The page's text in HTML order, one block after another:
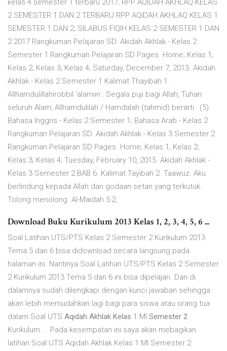
kelas 4 semester 1 terbaru 2017; RPP AQIDAH AKHLAQ KELAS
2 SEMESTER 1 DAN 2 TERBARU RPP AQIDAH AKHLAQ KELAS 1
SEMESTER 1 DAN 2; SILABUS FIQIH KELAS 2 SEMESTER 1 DAN
2 2017 Rangkuman Pelajaran SD: Akidah Akhlak - Kelas 2
Semester 1 Rangkuman Pelajaran SD Pages. Home; Kelas 1;
Kelas 2; Kelas 3; Kelas 4; Saturday, December 7, 2013. Akidah
Akhlak - Kelas 2 Semester 1 Kalimat Thayibah 1.
Allhamdulillahirobbil 'alamiin : Segala puji bagi Allah, Tuhan
seluruh Alam; Allhamdulilah / Hamdalah (tahmid) berarti : (5)
Bahasa Inggris - Kelas 2 Semester 1; Bahasa Arab - Kelas 2
Rangkuman Pelajaran SD: Akidah Akhlak - Kelas 3 Semester 2
Rangkuman Pelajaran SD Pages. Home; Kelas 1; Kelas 2;
Kelas 3; Kelas 4; Tuesday, February 10, 2015. Akidah Akhlak -
Kelas 3 Semester 2 BAB 6. Kalimat Tayibah 2. Taawuz. Aku
berlindung kepada Allah dari godaan setan yang terkutuk.
Tolong menolong. Al-Maidah 5:2;
Download Buku Kurikulum 2013 Kelas 1, 2, 3, 4, 5, 6 ...
Soal Latihan UTS/PTS Kelas 2 Semester 2 Kurikulum 2013
Tema 5 dan 6 bisa didownload secara langsung pada
halaman ini. Nantinya Soal Latihan UTS/PTS Kelas 2 Semester
2 Kurikulum 2013 Tema 5 dan 6 ini bisa dipelajari. Dan di
dalamnya sudah dilengkapi dengan kunci jawaban sehingga
akan lebih memudahkan lagi bagi para siswa atau orang tua
dalam Soal UTS Aqidah Akhlak Kelas 1 MI Semester 2
Kurikulum ... Pada kesempatan ini saya akan mebagikan
latihan Soal UTS Aqidah Akhlak Kelas 1 MI Semester 2